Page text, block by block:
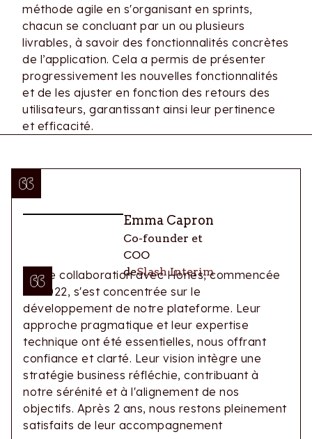
méthode agile en s'organisant en sprints,
chacun se concluant par un ou plusieurs
livrables, à savoir des fonctionnalités concrètes
de l’application. Cela a permis de présenter
progressivement les nouvelles fonctionnalités
et de les ajuster en fonction des retours des
utilisateurs, garantissant ainsi leur pertinence
et efficacité.
observonsune croissance mensuelle à deux
chiffres
et de l'augmentation du nombre d'utilisateurs,
le personnel nécessaire au siège reste stable.
Cela témoigne d'une croissance durable et
maîtrisée, et d’une tech… au service du
business de Slash Interim.
Emma Capron
Co-founder et
COO
deSlash Interim
Notre collaboration avec Hones, commencée
en 2022, s'est concentrée sur le
développement de notre plateforme. Leur
approche pragmatique et leur expertise
technique ont été essentielles, nous offrant
confiance et clarté. Leur vision intègre une
stratégie business réfléchie, contribuant à
notre sérénité et à l'alignement de nos
objectifs. Après 2 ans, nous restons pleinement
satisfaits de leur accompagnement